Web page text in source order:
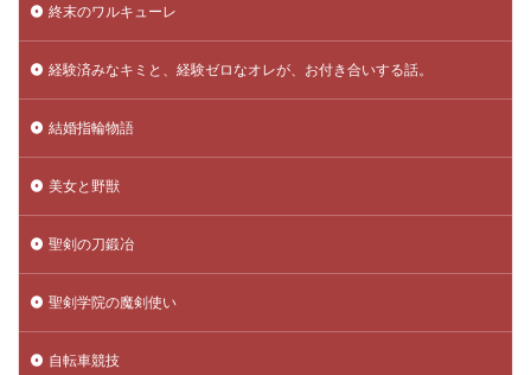
終末のワルキューレ
経験済みなキミと、経験ゼロなオレが、お付き合いする話。
結婚指輪物語
美女と野獣
聖剣の刀鍛冶
聖剣学院の魔剣使い
自転車競技